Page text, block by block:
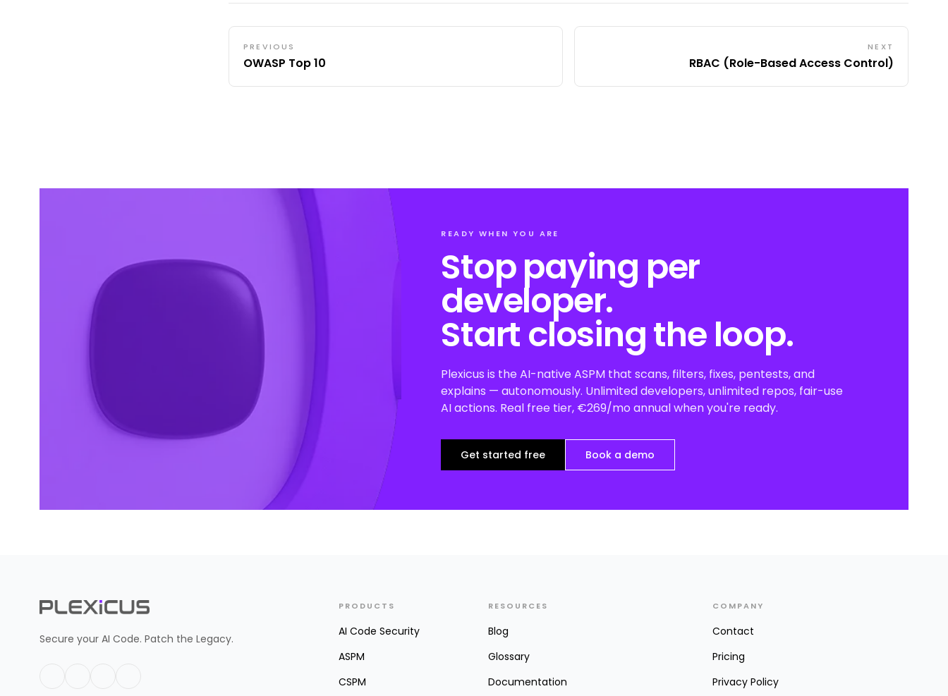
PREVIOUS
OWASP Top 10
NEXT
RBAC (Role-Based Access Control)
READY WHEN YOU ARE
Stop paying per
developer.
Start closing the loop.
Plexicus is the AI-native ASPM that scans, filters, fixes, pentests, and
explains — autonomously. Unlimited developers, unlimited repos, fair-use
AI actions. Real free tier, €269/mo annual when you're ready.
Get started free Book a demo
Secure your AI Code. Patch the Legacy.
PRODUCTS
AI Code Security
ASPM
CSPM
RESOURCES
Blog
Glossary
Documentation
COMPANY
Contact
Pricing
Privacy Policy